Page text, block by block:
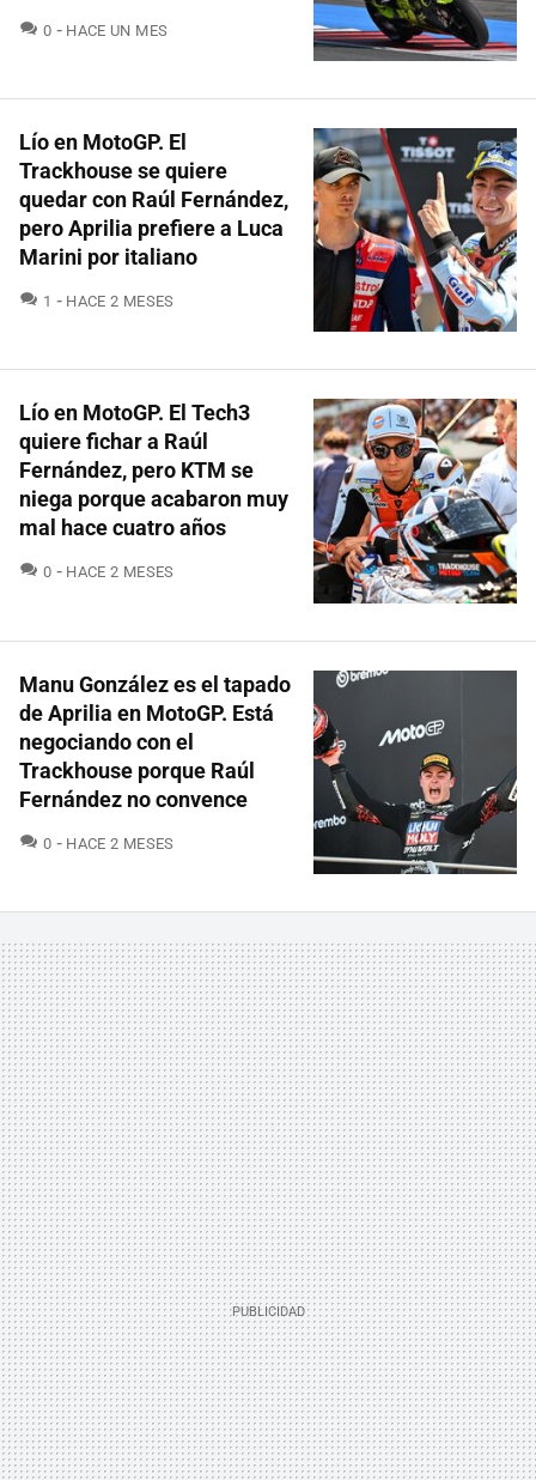
0 COMENTARIOS
HACE UN MES
Lío en MotoGP. El
Trackhouse se quiere
quedar con Raúl Fernández,
pero Aprilia prefiere a Luca
Marini por italiano
1 COMENTARIOS
HACE 2 MESES
Lío en MotoGP. El Tech3
quiere fichar a Raúl
Fernández, pero KTM se
niega porque acabaron muy
mal hace cuatro años
0 COMENTARIOS
HACE 2 MESES
Manu González es el tapado
de Aprilia en MotoGP. Está
negociando con el
Trackhouse porque Raúl
Fernández no convence
0 COMENTARIOS
HACE 2 MESES